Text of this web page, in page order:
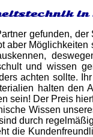
in
gefunden,
aber
und wissen
achten sollte.
halten den
sein! Der Preis
Wissen
durch
die